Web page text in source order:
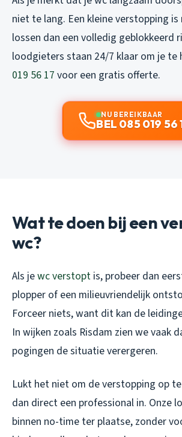
niet te lang. Een kleine verstopping
lossen dan een volledig geblokkeerd
loodgieters staan 24/7 klaar om je te
019 56 17 voor een gratis offerte.
NU BEREIKBAAR
BEL 085 019 56
Wat te doen bij een
wc?
Als jewc verstopt is, probeer dan
plopper of een milieuvriendelijk
Forceer niets, want dit kan de
In wijken zoals Risdam zien we vaak
pogingen de situatie verergeren.
Lukt het niet om de verstopping op te
dan direct een professional in. Onze
binnen no-time ter plaatse, zonder